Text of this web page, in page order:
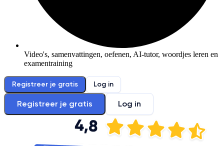
Video's, samenvattingen, oefenen, AI-tutor, woordjes leren en
examentraining
Registreer je gratis Log in
Registreer je gratis Log in